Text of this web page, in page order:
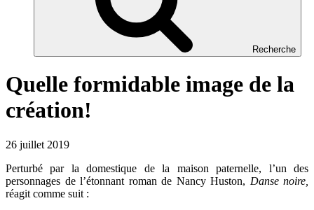
Recherche
Quelle formidable image de la
création!
26 juillet 2019
Perturbé par la domestique de la maison paternelle, l’un des
personnages de l’étonnant roman de Nancy Huston, Danse noire,
réagit comme suit :